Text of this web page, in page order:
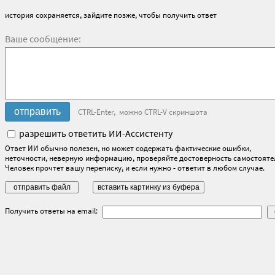
история сохраняется, зайдите позже, чтобы получить ответ
Ваше сообщение:
CTRL-Enter, можно CTRL-V скриншота
разрешить ответить ИИ-Ассистенту
Ответ ИИ обычно полезен, но может содержать фактические ошибки,
неточности, неверную информацию, проверяйте достоверность
Человек прочтет вашу переписку, и если нужно - ответит в любом случае.
Получить ответы на email: